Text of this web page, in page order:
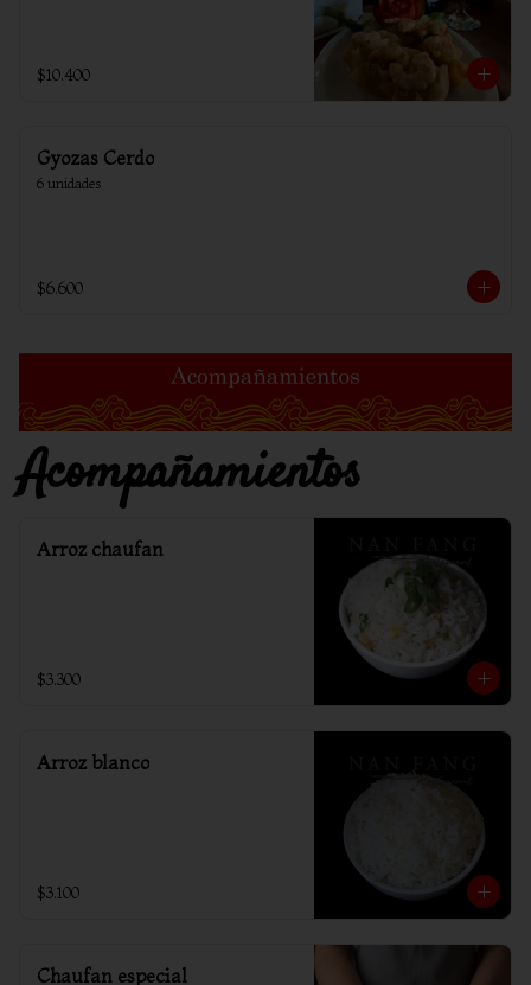
$10.400
Gyozas Cerdo
6 unidades
$6.600
Acompañamientos
Arroz chaufan
$3.300
Arroz blanco
$3.100
Chaufan especial